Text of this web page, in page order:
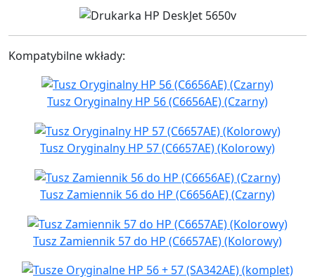
Kompatybilne wkłady:
Tusz Oryginalny HP 56 (C6656AE) (Czarny)
Tusz Oryginalny HP 57 (C6657AE) (Kolorowy)
Tusz Zamiennik 56 do HP (C6656AE) (Czarny)
Tusz Zamiennik 57 do HP (C6657AE) (Kolorowy)